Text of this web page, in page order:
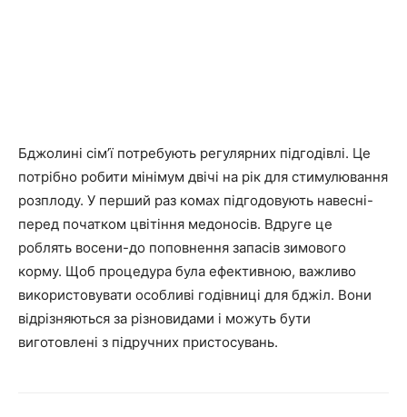
Бджолині сім’ї потребують регулярних підгодівлі. Це
потрібно робити мінімум двічі на рік для стимулювання
розплоду. У перший раз комах підгодовують навесні-
перед початком цвітіння медоносів. Вдруге це
роблять восени-до поповнення запасів зимового
корму. Щоб процедура була ефективною, важливо
використовувати особливі годівниці для бджіл. Вони
відрізняються за різновидами і можуть бути
виготовлені з підручних пристосувань.